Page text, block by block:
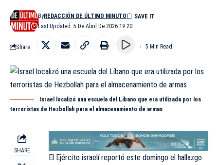
Last Updated: 5 De Abril De 2026 19:20
ByREDACCIÓN DE ÚLTIMO MINUTO
Share 5 Min Read
Israel localizó una escuela del Líbano que era utilizada por los
terroristas de Hezbollah para el almacenamiento de armas
SHARE
El Ejército israelí reportó este domingo el hallazgo